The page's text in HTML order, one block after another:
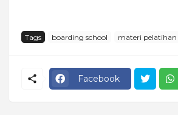
Tags boarding school materi pelatihan
Facebook